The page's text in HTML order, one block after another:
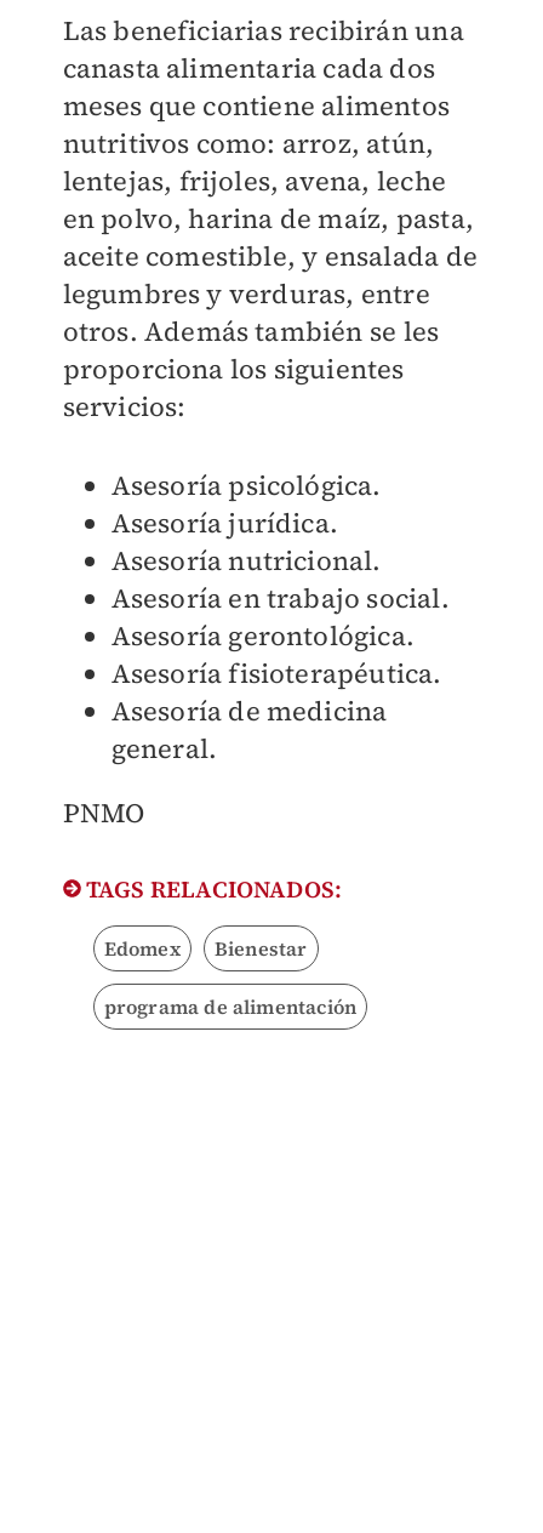
Las beneficiarias recibirán una
canasta alimentaria cada dos
meses que contiene alimentos
nutritivos como: arroz, atún,
lentejas, frijoles, avena, leche
en polvo, harina de maíz, pasta,
aceite comestible, y ensalada de
legumbres y verduras, entre
otros. Además también se les
proporciona los siguientes
servicios:
Asesoría psicológica.
Asesoría jurídica.
Asesoría nutricional.
Asesoría en trabajo social.
Asesoría gerontológica.
Asesoría fisioterapéutica.
Asesoría de medicina
general.
PNMO
TAGS RELACIONADOS:
Edomex Bienestar
programa de alimentación